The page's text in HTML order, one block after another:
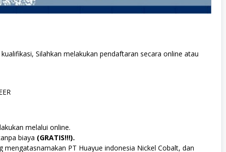
Silahkan melakukan pendaftaran secara online atau
melalui online.
biaya (GRATIS!!!).
mengatasnamakan PT Huayue indonesia Nickel Cobalt, dan